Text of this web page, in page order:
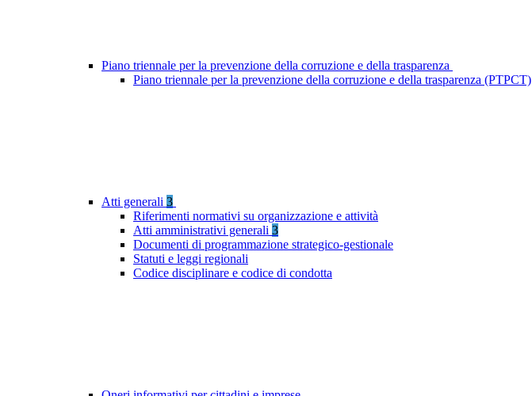
Piano triennale per la prevenzione della corruzione e della trasparenza
Piano triennale per la prevenzione della corruzione e della trasparenza (PTPCT)
Atti generali 3
Riferimenti normativi su organizzazione e attività
Atti amministrativi generali 3
Documenti di programmazione strategico-gestionale
Statuti e leggi regionali
Codice disciplinare e codice di condotta